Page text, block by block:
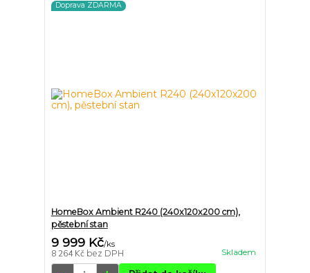
Doprava ZDARMA
HomeBox Ambient R240 (240x120x200 cm),
pěstební stan
9 999 Kč/ks
8 264 Kč bez DPH Skladem